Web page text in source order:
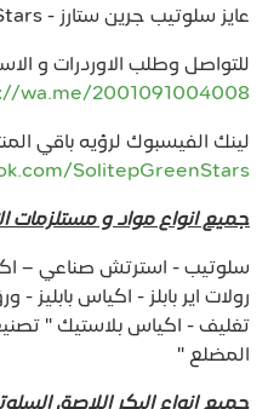
عايز سلوتيب جرين ستارز - Green Stars تعبئة وتغليف
للتواصل وطلب الاوردرات و
wa.me/2001091004008
لينك الفيسبوك لرؤيه باقي
SolitepGreenStars
جميع انواع مواد و مستلزمات
سلوتيب - استرتش صناعي –
رولات اير بابلز - اكياس
تغليف - اكياس بلاستيك "
المضلع "
جميع انواع البكر اللاصق